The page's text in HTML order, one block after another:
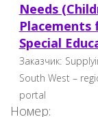
Needs
Placements
Special
Заказчик:
South West –
portal
Номер: